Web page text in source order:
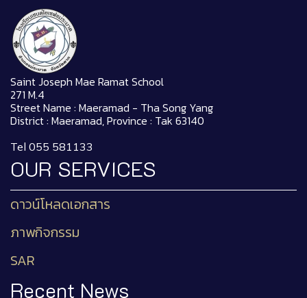
Saint Joseph Mae Ramat School
271 M.4
Street Name : Maeramad - Tha Song Yang
District : Maeramad, Province : Tak 63140
Tel 055 581133
OUR SERVICES
ดาวน์โหลดเอกสาร
ภาพกิจกรรม
SAR
Recent News